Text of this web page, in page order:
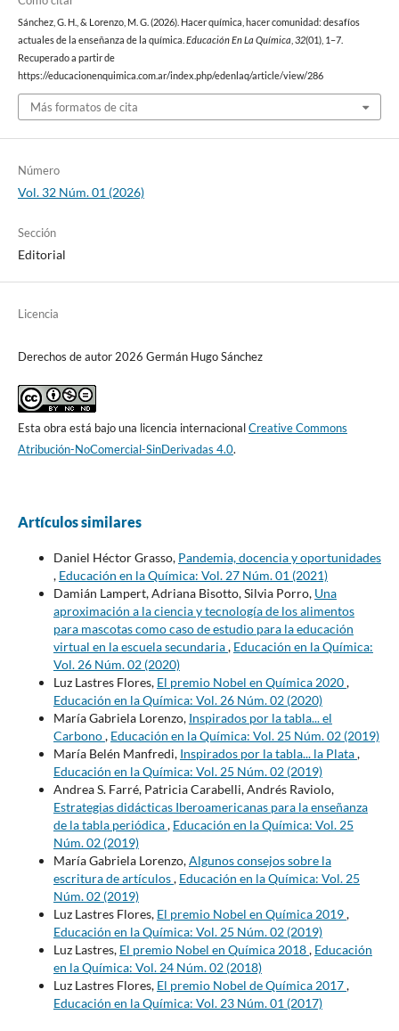
Sánchez, G. H., & Lorenzo, M. G. (2026). Hacer química, hacer comunidad: desafíos
actuales de la enseñanza de la química. Educación En La Química 32(01), 1–7.
Recuperado a partir de
https://educacionenquimica.com.ar/index.php/edenlaq/article/view/286
Más formatos de cita
Número
Vol. 32 Núm. 01 (2026)
Sección
Editorial
Licencia
Derechos de autor 2026 Germán Hugo Sánchez
Esta obra está bajo una licencia internacionalCreative Commons
Atribución-NoComercial-SinDerivadas 4.0.
Artículos similares
Daniel Héctor Grasso, Pandemia, docencia y oportunidades
, Educación en la Química: Vol. 27 Núm. 01 (2021)
Damián Lampert, Adriana Bisotto, Silvia Porro, Una
aproximación a la ciencia y tecnología de los alimentos
para mascotas como caso de estudio para la educación
virtual en la escuela secundaria, Educación en la Química:
Vol. 26 Núm. 02 (2020)
Luz Lastres Flores, El premio Nobel en Química 2020,
Educación en la Química: Vol. 26 Núm. 02 (2020)
María Gabriela Lorenzo, Inspirados por la tabla... el
Carbono, Educación en la Química: Vol. 25 Núm. 02 (2019)
María Belén Manfredi, Inspirados por la tabla... la Plata,
Educación en la Química: Vol. 25 Núm. 02 (2019)
Andrea S. Farré, Patricia Carabelli, Andrés Raviolo,
Estrategias didácticas Iberoamericanas para la enseñanza
de la tabla periódica, Educación en la Química: Vol. 25
Núm. 02 (2019)
María Gabriela Lorenzo,Algunos consejos sobre la
escritura de artículos, Educación en la Química: Vol. 25
Núm. 02 (2019)
Luz Lastres Flores, El premio Nobel en Química 2019,
Educación en la Química: Vol. 25 Núm. 02 (2019)
Luz Lastres, El premio Nobel en Química 2018, Educación
en la Química: Vol. 24 Núm. 02 (2018)
Luz Lastres Flores, El premio Nobel de Química 2017,
Educación en la Química: Vol. 23 Núm. 01 (2017)